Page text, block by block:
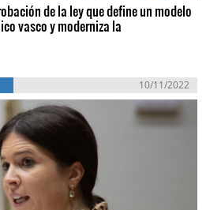
de la ley que define un modelo
vasco y moderniza la
10/11/2022